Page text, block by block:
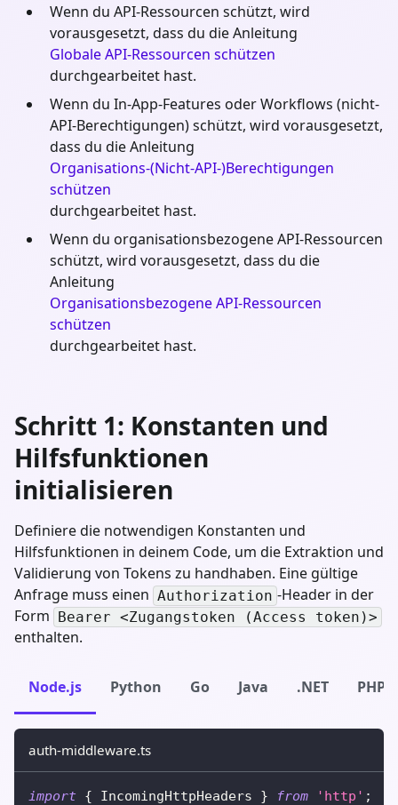
Wenn du API-Ressourcen schützt, wird
vorausgesetzt, dass du die Anleitung
Globale API-Ressourcen schützen
durchgearbeitet hast.
Wenn du In-App-Features oder Workflows (nicht-
API-Berechtigungen) schützt, wird vorausgesetzt,
dass du die Anleitung
Organisations-(Nicht-API-)Berechtigungen
schützen
durchgearbeitet hast.
Wenn du organisationsbezogene API-Ressourcen
schützt, wird vorausgesetzt, dass du die
Anleitung
Organisationsbezogene API-Ressourcen
schützen
durchgearbeitet hast.
Schritt 1: Konstanten und
Hilfsfunktionen
initialisieren
Definiere die notwendigen Konstanten und
Hilfsfunktionen in deinem Code, um die Extraktion und
Validierung von Tokens zu handhaben. Eine gültige
Anfrage muss einen Authorization -Header in der
Form Bearer <Zugangstoken (Access token)>
enthalten.
Node.js Python Go Java .NET PHP
auth-middleware.ts
import { IncomingHttpHeaders } from 'http' ;